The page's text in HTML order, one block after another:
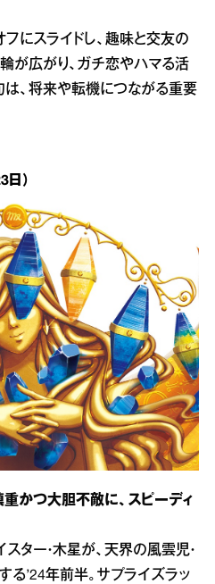
にスライドし、趣味と交友の
が広がり、ガチ恋やハマる活
は、将来や転機につながる重要
）
かつ大胆不敵に、スピーディ
ター・木星が、天界の風雲児・
る’24年前半。サプライズラッ